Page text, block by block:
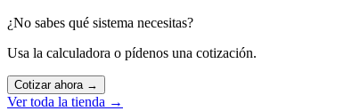
¿No sabes qué sistema necesitas?
Usa la calculadora o pídenos una cotización.
Cotizar ahora →
Ver toda la tienda →